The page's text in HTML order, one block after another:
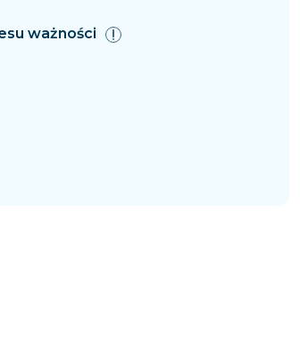
ważności